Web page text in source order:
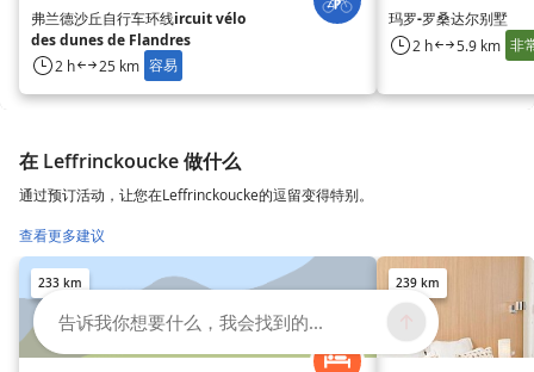
弗兰德沙丘自行车环线ircuit vélo
des dunes de Flandres
2 h 25 km 容易
玛罗-罗桑达尔别墅
2 h 5.9 km 非
在 Leffrinckoucke 做什么
通过预订活动，让您在Leffrinckoucke的逗留变得特别。
查看更多建议
233 km 239 km
告诉我你想要什么，我会找到的...